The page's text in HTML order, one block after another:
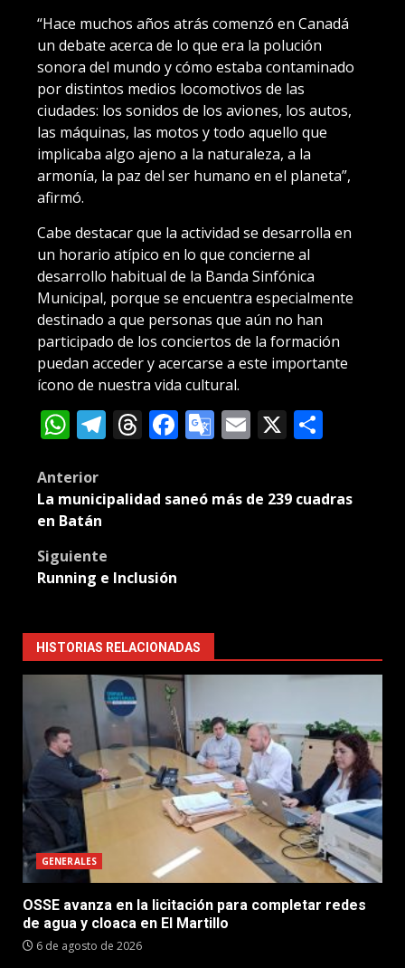
“Hace muchos años atrás comenzó en Canadá
un debate acerca de lo que era la polución
sonora del mundo y cómo estaba contaminado
por distintos medios locomotivos de las
ciudades: los sonidos de los aviones, los autos,
las máquinas, las motos y todo aquello que
implicaba algo ajeno a la naturaleza, a la
armonía, la paz del ser humano en el planeta”,
afirmó.
Cabe destacar que la actividad se desarrolla en
un horario atípico en lo que concierne al
desarrollo habitual de la Banda Sinfónica
Municipal, porque se encuentra especialmente
destinado a que personas que aún no han
participado de los conciertos de la formación
puedan acceder y acercarse a este importante
ícono de nuestra vida cultural.
WhatsApp
Telegram
Threads
Facebook
Google
Email
X
Post
navigation
Anterior
La municipalidad saneó más de 239 cuadras
en Batán
Siguiente
Running e Inclusión
HISTORIAS RELACIONADAS
GENERALES
OSSE avanza en la licitación para completar redes
de agua y cloaca en El Martillo
6 de agosto de 2026